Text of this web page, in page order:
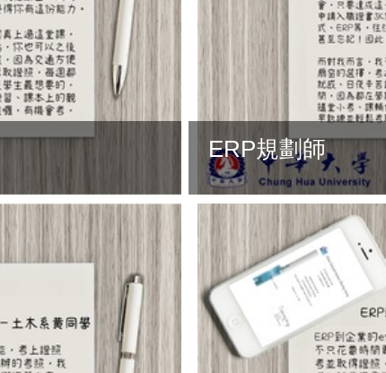
ERP規劃師